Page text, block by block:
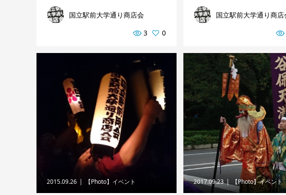
国立駅前大学通り商店会
3
0
国立駅前大学通り商店
2015.09.26 【Photo】イベント 2017.09.23 【Photo】イベント